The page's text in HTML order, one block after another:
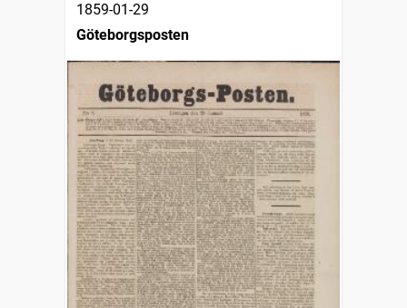
1859-01-29
Göteborgsposten